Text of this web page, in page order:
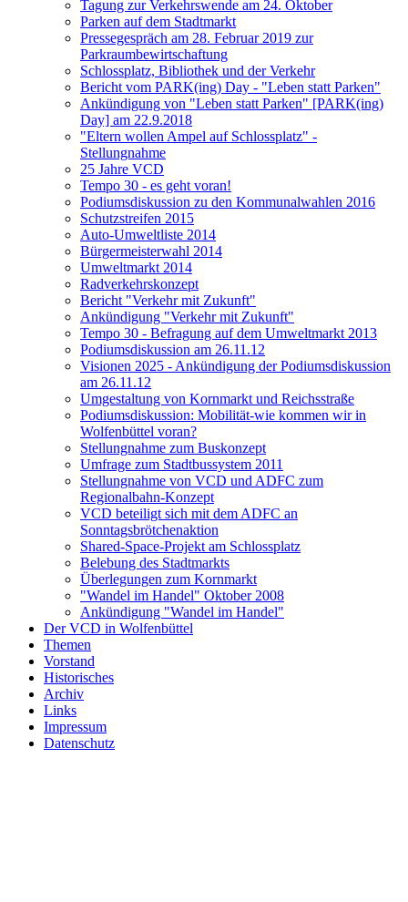
Tagung zur Verkehrswende am 24. Oktober
Parken auf dem Stadtmarkt
Pressegespräch am 28. Februar 2019 zur
Parkraumbewirtschaftung
Schlossplatz, Bibliothek und der Verkehr
Bericht vom PARK(ing) Day - "Leben statt Parken"
Ankündigung von "Leben statt Parken" [PARK(ing)
Day] am 22.9.2018
"Eltern wollen Ampel auf Schlossplatz" -
Stellungnahme
25 Jahre VCD
Tempo 30 - es geht voran!
Podiumsdiskussion zu den Kommunalwahlen 2016
Schutzstreifen 2015
Auto-Umweltliste 2014
Bürgermeisterwahl 2014
Umweltmarkt 2014
Radverkehrskonzept
Bericht "Verkehr mit Zukunft"
Ankündigung "Verkehr mit Zukunft"
Tempo 30 - Befragung auf dem Umweltmarkt 2013
Podiumsdiskussion am 26.11.12
Visionen 2025 - Ankündigung der Podiumsdiskussion
am 26.11.12
Umgestaltung von Kornmarkt und Reichsstraße
Podiumsdiskussion: Mobilität-wie kommen wir in
Wolfenbüttel voran?
Stellungnahme zum Buskonzept
Umfrage zum Stadtbussystem 2011
Stellungnahme von VCD und ADFC zum
Regionalbahn-Konzept
VCD beteiligt sich mit dem ADFC an
Sonntagsbrötchenaktion
Shared-Space-Projekt am Schlossplatz
Belebung des Stadtmarkts
Überlegungen zum Kornmarkt
"Wandel im Handel" Oktober 2008
Ankündigung "Wandel im Handel"
Der VCD in Wolfenbüttel
Themen
Vorstand
Historisches
Archiv
Links
Impressum
Datenschutz